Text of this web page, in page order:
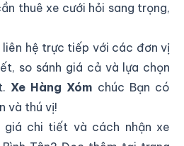
thuê xe cưới hỏi sang trọng,
liên hệ trực tiếp với các đơn vị
so sánh giá cả và lựa chọn
Xe Hàng Xóm chúc Bạn có
và thú vị!
giá chi tiết và cách nhận xe